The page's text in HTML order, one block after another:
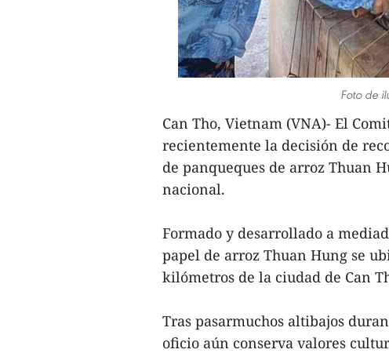
Foto de
Can Tho, Vietnam (VNA)- El
recientemente la decisión de
de panqueques de arroz Thuan
nacional.
Formado y desarrollado a
papel de arroz Thuan Hung se
kilómetros de la ciudad de Can
Tras pasarmuchos altibajos
oficio aún conserva valores